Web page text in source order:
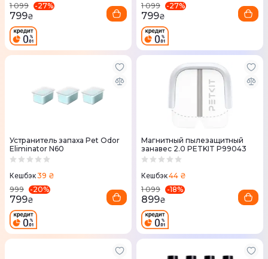
1 099
-27%
799₴
1 099
-27%
799₴
Устранитель запаха Pet Odor
Eliminator N60
Кешбэк39 ₴
999
-20%
799₴
Магнитный пылезащитный
занавес 2.0 PETKIT P99043
Кешбэк44 ₴
1 099
-18%
899₴